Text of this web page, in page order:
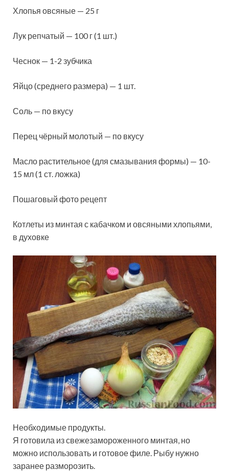
Хлопья овсяные — 25 г
Лук репчатый — 100 г (1 шт.)
Чеснок — 1-2 зубчика
Яйцо (среднего размера) — 1 шт.
Соль — по вкусу
Перец чёрный молотый — по вкусу
Масло растительное (для смазывания формы) — 10-
15 мл (1 ст. ложка)
Пошаговый фото рецепт
Котлеты из минтая с кабачком и овсяными хлопьями,
в духовке
Необходимые продукты.
Я готовила из свежезамороженного минтая, но
можно использовать и готовое филе. Рыбу нужно
заранее разморозить.